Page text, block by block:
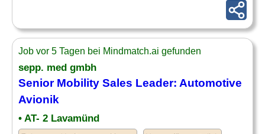
Job vor 5 Tagen bei Mindmatch.ai gefunden
sepp. med gmbh
Senior Mobility Sales Leader: Automotive
Avionik
• AT- 2 Lavamünd